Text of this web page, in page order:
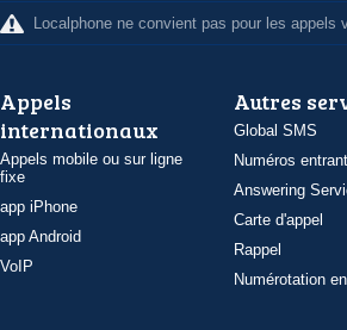
Localphone ne convient pas pour les appels
Appels
internationaux
Appels mobile ou sur ligne
fixe
app iPhone
app Android
VoIP
Autres
Global SMS
Numéros
Answering
Carte d'appel
Rappel
Numérotation